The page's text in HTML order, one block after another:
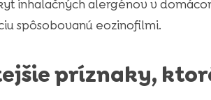
inhalačných alergénov v
spôsobovanú eozinofilmi.
príznaky,